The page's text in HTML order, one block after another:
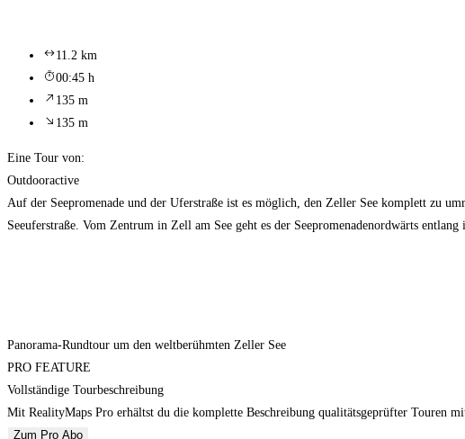
11.2 km
00:45 h
135 m
135 m
Eine Tour von:
Outdooractive
Auf der Seepromenade und der Uferstraße ist es möglich, den Zeller See komplett zu
Seeuferstraße. Vom Zentrum in Zell am See geht es der Seepromenadenordwärts
Panorama-Rundtour um den weltberühmten Zeller See
PRO FEATURE
Vollständige Tourbeschreibung
Mit RealityMaps Pro erhältst du die komplette Beschreibung qualitätsgeprüfter Touren
Zum Pro Abo